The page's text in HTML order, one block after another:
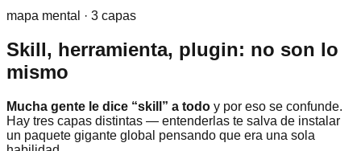
mapa mental · 3 capas
Skill, herramienta, plugin: no son lo
mismo
Mucha gente le dice “skill” a todo y por eso se confunde.
Hay tres capas distintas — entenderlas te salva de instalar
un paquete gigante global pensando que era una sola